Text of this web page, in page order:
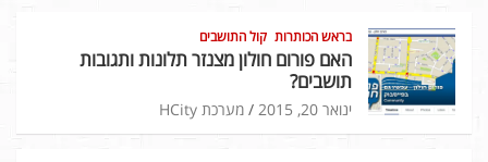
בראש הכותרות קול התושבים
האם פורום חולון מצנזר תלונות ותגובות
תושבים?
ינואר 20, 2015 מערכת HCity